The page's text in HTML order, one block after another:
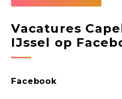
Vacatures
IJssel op
Facebook